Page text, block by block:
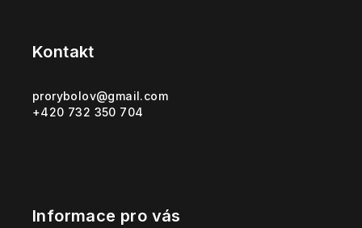
Kontakt
prorybolov@gmail.com
+420 732 350 704
Informace pro vás